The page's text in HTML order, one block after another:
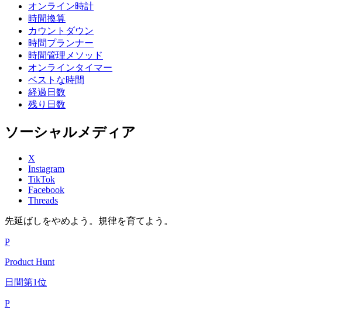
オンライン時計
時間換算
カウントダウン
時間プランナー
時間管理メソッド
オンラインタイマー
ベストな時間
経過日数
残り日数
ソーシャルメディア
X
Instagram
TikTok
Facebook
Threads
先延ばしをやめよう。規律を育てよう。
P
Product Hunt
日間第1位
P